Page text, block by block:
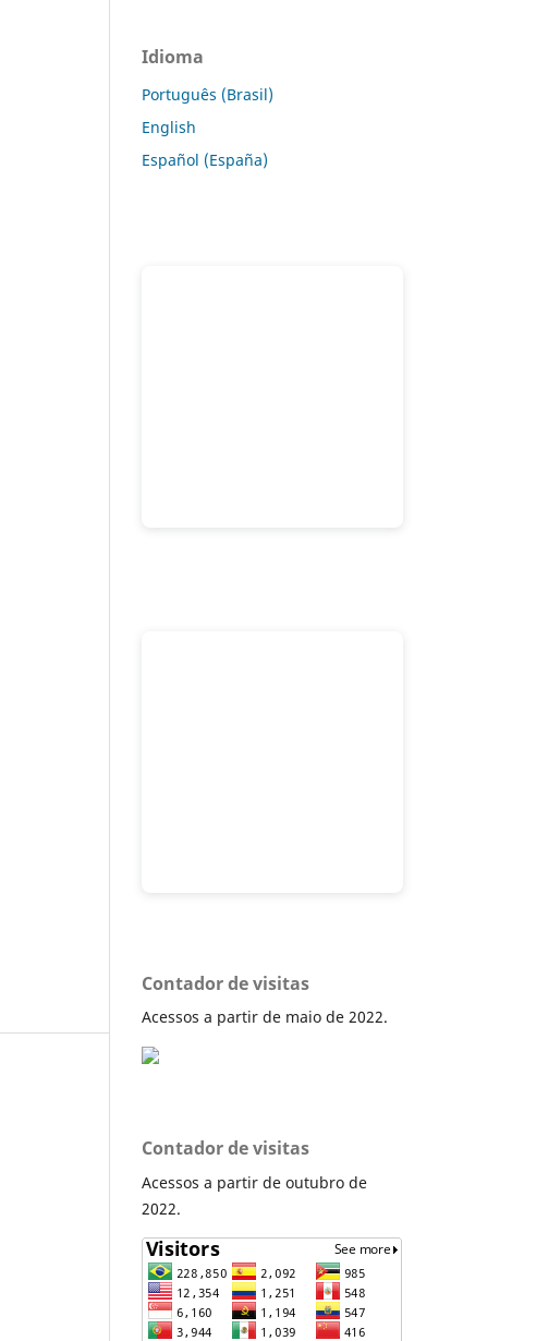
Idioma
Português (Brasil)
English
Español (España)
Contador de visitas
Acessos a partir de maio de 2022.
Contador de visitas
Acessos a partir de outubro de
2022.